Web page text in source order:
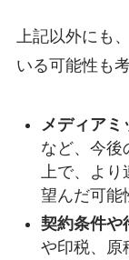
上記以外にも
いる可能性も
メディアミ
など、今後
上で、より
望んだ可能
契約条件や
や印税、原